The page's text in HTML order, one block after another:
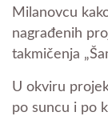
Milanovcu
nagrađenih
takmičenja
U okviru
po suncu i po